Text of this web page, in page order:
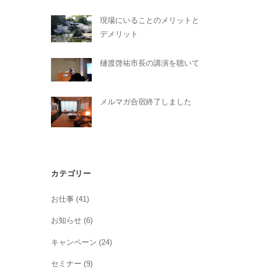
現場にいることのメリットと
デメリット
樋渡啓祐市長の講演を聴いて
メルマガ合宿終了しました
カテゴリー
お仕事 (41)
お知らせ (6)
キャンペーン (24)
セミナー (9)